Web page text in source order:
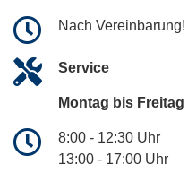
Nach Vereinbarung!
Service
Montag bis Freitag
8:00 - 12:30 Uhr
13:00 - 17:00 Uhr